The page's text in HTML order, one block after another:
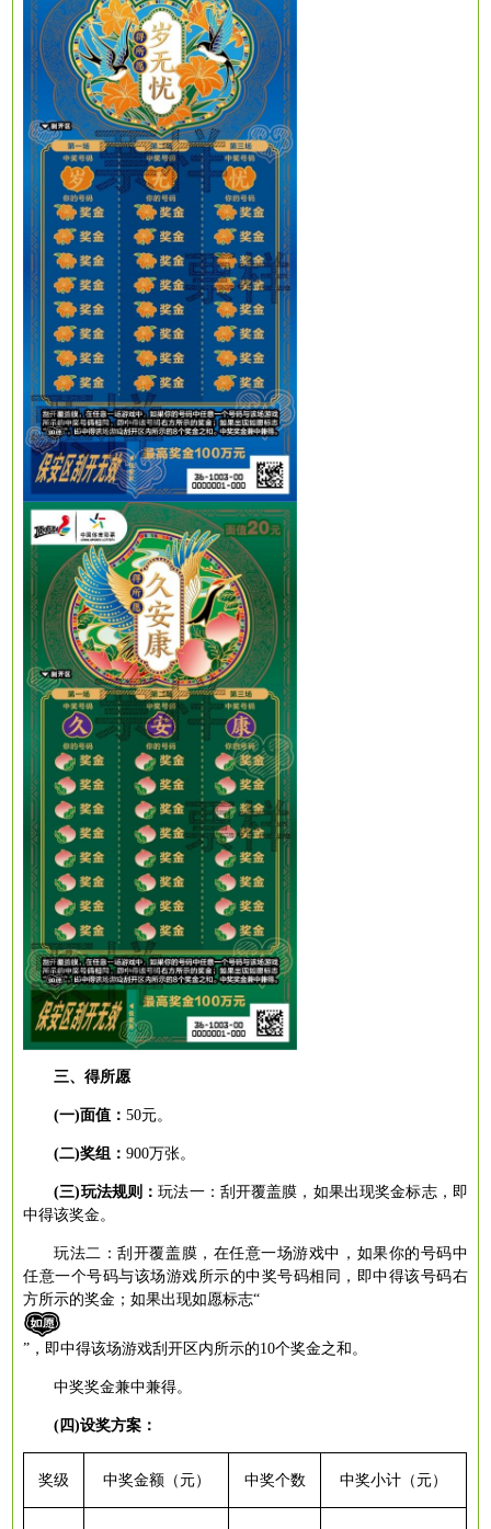
三、得所愿
(一)面值：50元。
(二)奖组：900万张。
(三)玩法规则：玩法一：刮开覆盖膜，如果出现奖金标志，即
中得该奖金。
玩法二：刮开覆盖膜，在任意一场游戏中，如果你的号码中
任意一个号码与该场游戏所示的中奖号码相同，即中得该号码右
方所示的奖金；如果出现如愿标志“
”，即中得该场游戏刮开区内所示的10个奖金之和。
中奖奖金兼中兼得。
(四)设奖方案：
奖级 中奖金额（元） 中奖个数 中奖小计（元）